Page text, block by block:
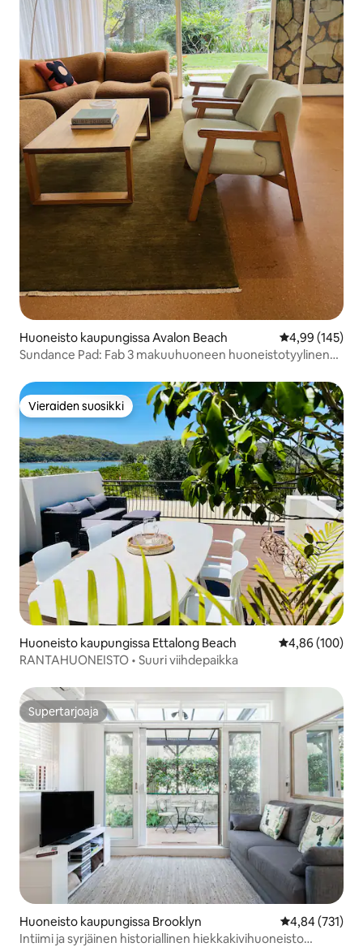
Huoneisto kaupungissa Avalon Beach
4,99 (145)
Sundance Pad: Fab 3 makuuhuoneen huoneistotyylinen
Vieraiden suosikki
Vieraiden suosikki
Huoneisto kaupungissa Ettalong Beach
4,86 (100)
RANTAHUONEISTO • Suuri viihdepaikka
Supertarjoaja
Supertarjoaja
Huoneisto kaupungissa Brooklyn
4,84 (731)
Intiimi ja syrjäinen historiallinen hiekkakivihuoneisto